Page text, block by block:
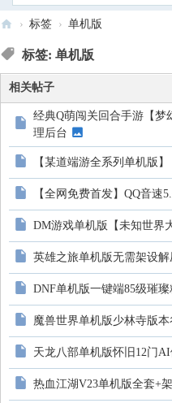
T
1
G
› 标签 › 单机版
标签: 单机版
相关帖子
经典Q萌闯关回合手游【梦
理后台
【某道端游全系列单机版
【全网免费首发】QQ音
DM游戏单机版【未知世界
英雄之旅单机版无需架设
DNF单机版一键端85级璀
魔兽世界单机版少林寺版
天龙八部单机版怀旧12门
热血江湖V23单机版全套+